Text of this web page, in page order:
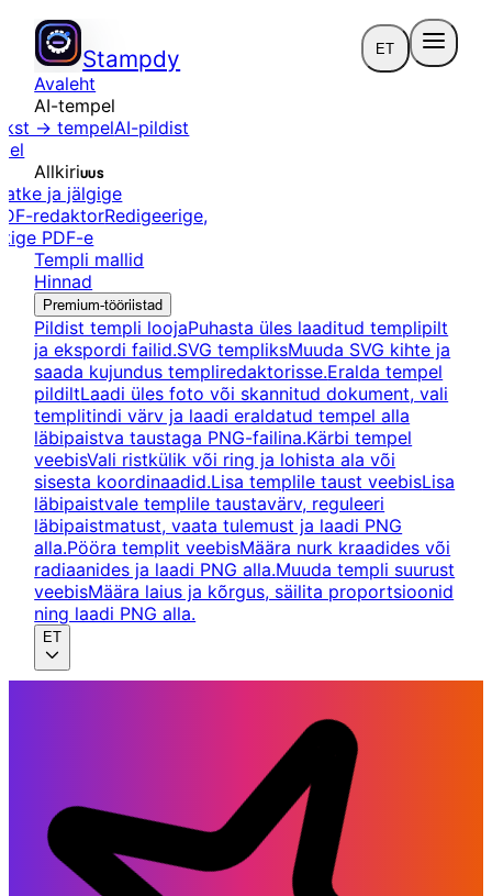
Stampdy ET
Avaleht
AI-tempel
→ tempelAI-pildist
AllkiriUUS
ja jälgige
redaktorRedigeerige,
PDF-e
Templi mallid
Hinnad
Premium-tööriistad
Pildist templi loojaPuhasta üles laaditud templipilt
ja ekspordi failid.SVG templiksMuuda SVG kihte ja
saada kujundus templiredaktorisse.Eralda tempel
pildiltLaadi üles foto või skannitud dokument, vali
templitindi värv ja laadi eraldatud tempel alla
läbipaistva taustaga PNG-failina.Kärbi tempel
veebisVali ristkülik või ring ja lohista ala või
sisesta koordinaadid.Lisa templile taust veebisLisa
läbipaistvale templile taustavärv, reguleeri
läbipaistmatust, vaata tulemust ja laadi PNG
alla.Pööra templit veebisMäära nurk kraadides või
radiaanides ja laadi PNG alla.Muuda templi suurust
veebisMäära laius ja kõrgus, säilita proportsioonid
ning laadi PNG alla.
ET